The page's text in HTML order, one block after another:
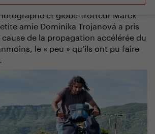
12 700 km au total. Mais
et globe-trotteur Marek
amie Dominika Trojanová a pris
de la propagation accélérée du
le « peu » qu’ils ont pu faire